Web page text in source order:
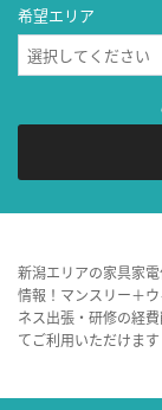
希望エリア
新潟エリアの家具家
情報！マンスリー＋
ネス出張・研修の経
てご利用いただけま